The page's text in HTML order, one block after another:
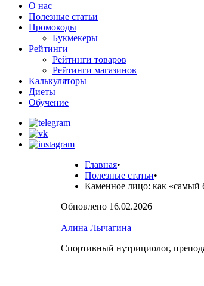
О нас
Полезные статьи
Промокоды
Букмекеры
Рейтинги
Рейтинги товаров
Рейтинги магазинов
Калькуляторы
Диеты
Обучение
Главная•
Полезные статьи•
Каменное лицо: как «самый
Обновлено 16.02.2026
Алина Лычагина
Спортивный нутрициолог,